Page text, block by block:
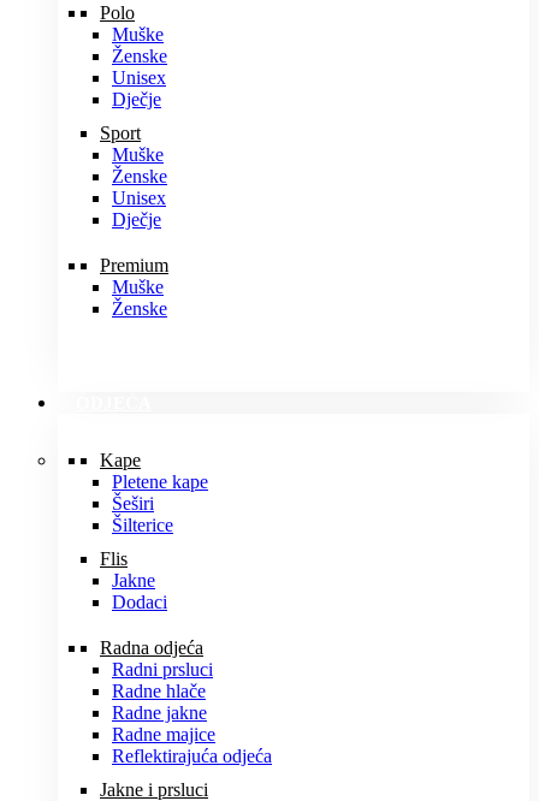
Polo
Muške
Ženske
Unisex
Dječje
Sport
Muške
Ženske
Unisex
Dječje
Premium
Muške
Ženske
Kape
Pletene kape
Šeširi
Šilterice
Flis
Jakne
Dodaci
Radna odjeća
Radni prsluci
Radne hlače
Radne jakne
Radne majice
Reflektirajuća odjeća
Jakne i prsluci